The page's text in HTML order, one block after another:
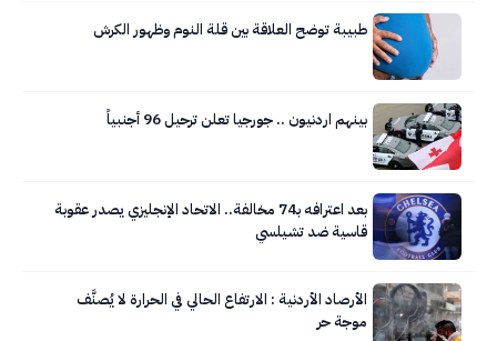
طبيبة توضح العلاقة بين قلة النوم وظهور الكرش
بينهم اردنيون .. جورجيا تعلن ترحيل 96 أجنبياً
بعد اعترافه بـ74 مخالفة.. الاتحاد الإنجليزي يصدر عقوبة
قاسية ضد تشيلسي
الأرصاد الأردنية : الارتفاع الحالي في الحرارة لا يُصنَّف
موجة حر